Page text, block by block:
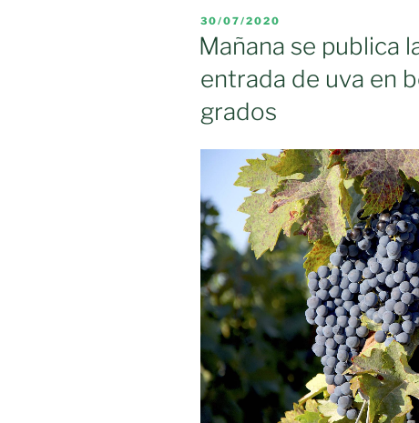
PUBLICADO
EL
30/07/2020
Mañana se publica
entrada de uva en
grados